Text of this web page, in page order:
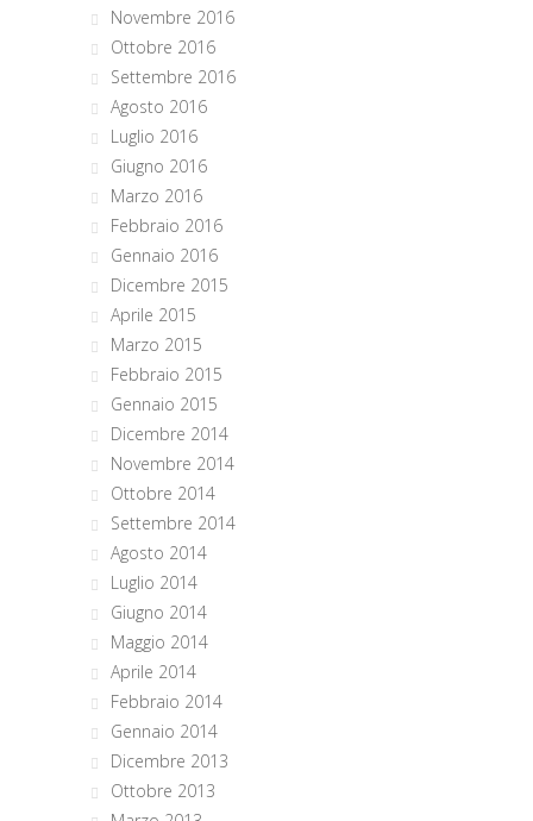
Novembre 2016
Ottobre 2016
Settembre 2016
Agosto 2016
Luglio 2016
Giugno 2016
Marzo 2016
Febbraio 2016
Gennaio 2016
Dicembre 2015
Aprile 2015
Marzo 2015
Febbraio 2015
Gennaio 2015
Dicembre 2014
Novembre 2014
Ottobre 2014
Settembre 2014
Agosto 2014
Luglio 2014
Giugno 2014
Maggio 2014
Aprile 2014
Febbraio 2014
Gennaio 2014
Dicembre 2013
Ottobre 2013